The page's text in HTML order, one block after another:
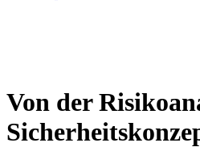
Von der